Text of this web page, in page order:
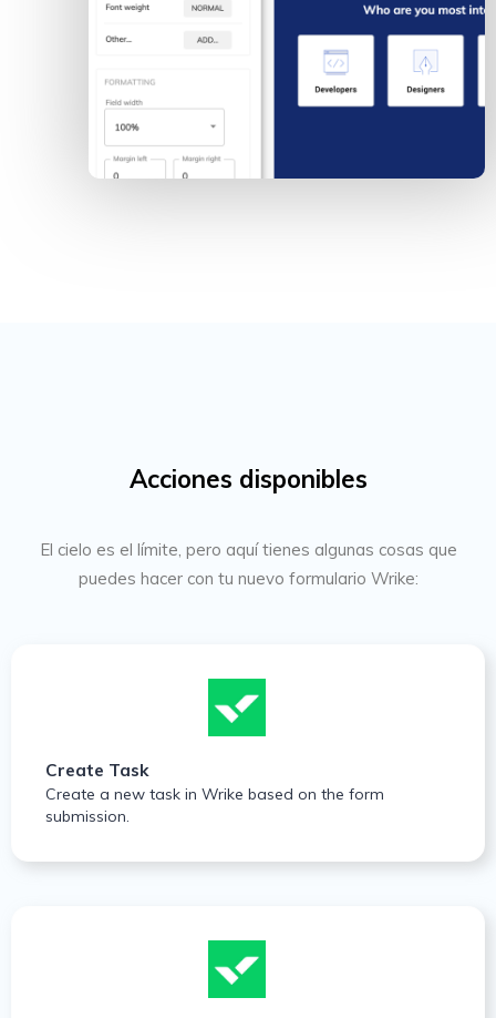
Acciones disponibles
El cielo es el límite, pero aquí tienes algunas cosas que
puedes hacer con tu nuevo formulario Wrike:
Create Task
Create a new task in Wrike based on the form
submission.